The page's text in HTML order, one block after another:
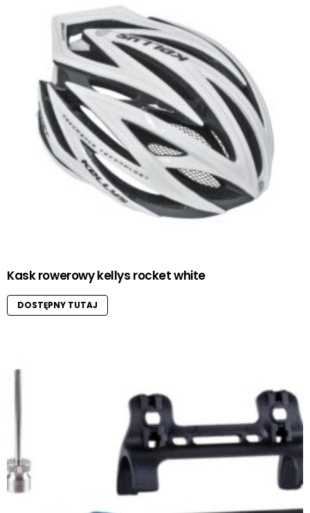
Kask rowerowy kellys rocket white
DOSTĘPNY TUTAJ